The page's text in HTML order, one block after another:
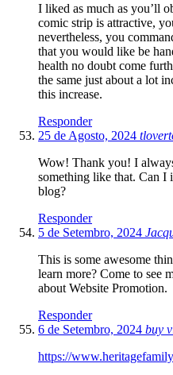
I liked as much as you’ll
comic strip is attractive,
nevertheless, you
that you would like be
health no doubt come
the same just about a lot
this increase.
Responder
25 de Agosto, 2024
Wow! Thank you! I
something like that. Can I
blog?
Responder
5 de Setembro, 2024
This is some awesome
learn more? Come to see
about Website Promotion.
Responder
6 de Setembro, 2024 buy
https://